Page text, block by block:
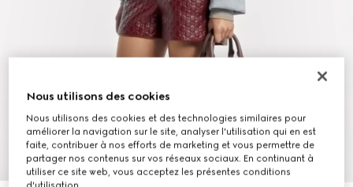
10
Nous utilisons des cookies
Nous utilisons des cookies et des technologies similaires pour
améliorer la navigation sur le site, analyser l'utilisation qui en est
faite, contribuer à nos efforts de marketing et vous permettre de
partager nos contenus sur vos réseaux sociaux. En continuant à
utiliser ce site web, vous acceptez les présentes conditions